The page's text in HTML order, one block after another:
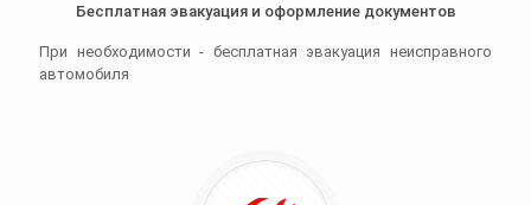
Бесплатная эвакуация и оформление документов
При необходимости - бесплатная эвакуация неисправного
автомобиля